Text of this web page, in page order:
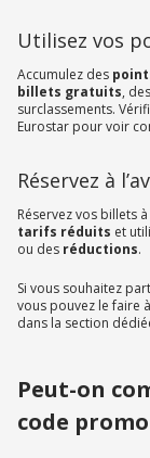
Utilisez vos
Accumulez des
billets gratuits, des
surclassements.
Eurostar pour voir
Réservez à
Réservez vos billets
tarifs réduits et
ou des réductions.
Si vous souhaitez
vous pouvez le faire
dans la section
Peut-on
code